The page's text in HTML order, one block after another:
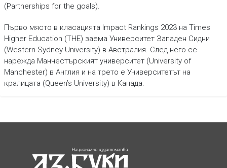
(Partnerships for the goals).
Първо място в класацията Impact Rankings 2023 на Times
Higher Education (THE) заема Университет Западен Сидни
(Western Sydney University) в Австралия. След него се
нарежда Манчестърският университет (University of
Manchester) в Англия и на трето е Университетът на
кралицата (Queen’s University) в Канада.